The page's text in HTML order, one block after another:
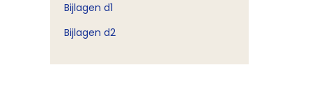
Bijlagen d1
Bijlagen d2